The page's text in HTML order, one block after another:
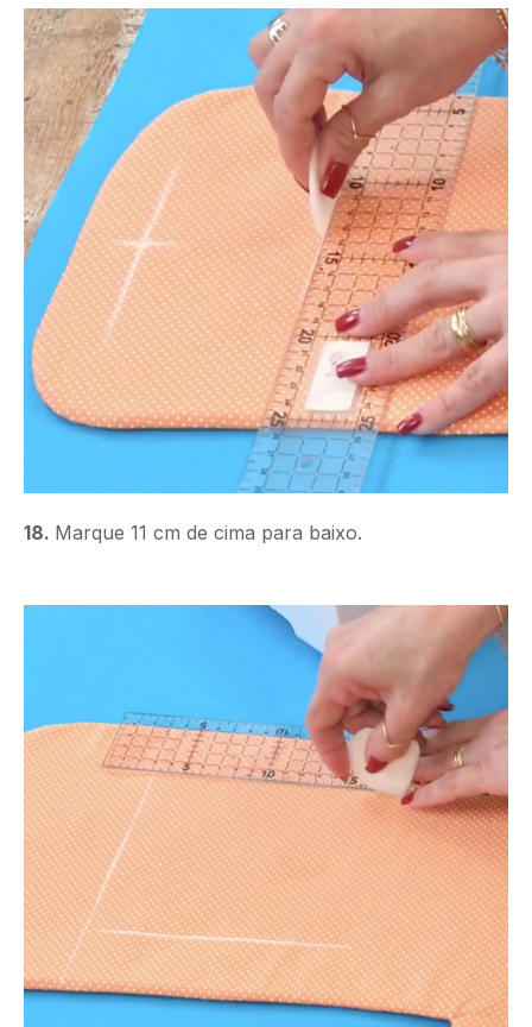
18. Marque 11 cm de cima para baixo.